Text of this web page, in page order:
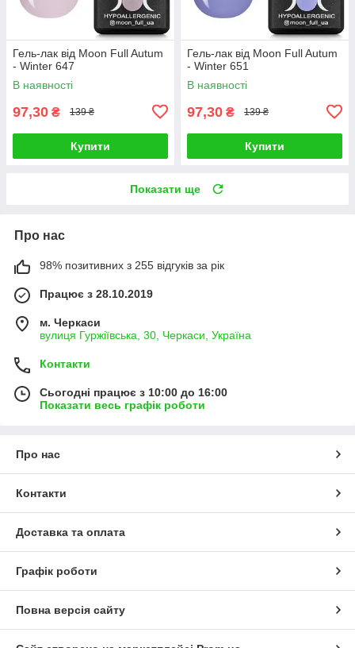
Гель-лак від Moon Full Autum
- Winter 647
В наявності
97,30 ₴ 139 ₴
Купити
Гель-лак від Moon Full Autum
- Winter 651
В наявності
97,30 ₴ 139 ₴
Купити
Показати ще
Про нас
98% позитивних з 255 відгуків за рік
Працює з 28.10.2019
м. Черкаси
вулиця Гуржіївська, 30, Черкаси, Україна
Контакти
Сьогодні працює з 10:00 до 16:00
Показати весь графік роботи
Про нас
Контакти
Доставка та оплата
Графік роботи
Повна версія сайту